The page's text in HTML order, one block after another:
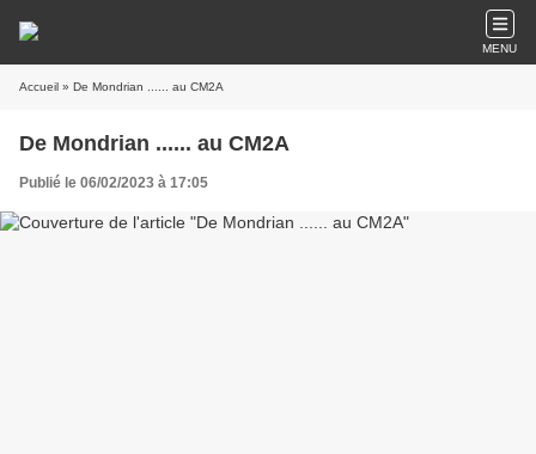
MENU
Accueil » De Mondrian ...... au CM2A
De Mondrian ...... au CM2A
Publié le 06/02/2023 à 17:05